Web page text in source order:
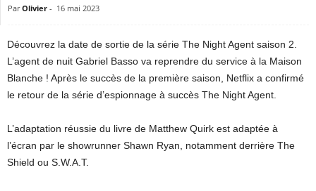
Par Olivier - 16 mai 2023
Découvrez la date de sortie de la série The Night Agent saison 2.
L’agent de nuit Gabriel Basso va reprendre du service à la Maison
Blanche ! Après le succès de la première saison, Netflix a confirmé
le retour de la série d’espionnage à succès The Night Agent.
L’adaptation réussie du livre de Matthew Quirk est adaptée à
l’écran par le showrunner Shawn Ryan, notamment derrière The
Shield ou S.W.A.T.